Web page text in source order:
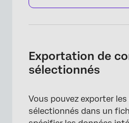
Exportation de
sélectionnés
Vous pouvez exporter
sélectionnés dans un